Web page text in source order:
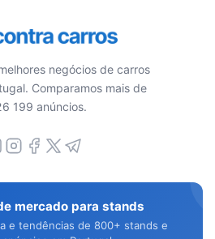
negócios de carros
Comparamos mais de
199 anúncios.
mercado para stands
e tendências de 800+ stands e